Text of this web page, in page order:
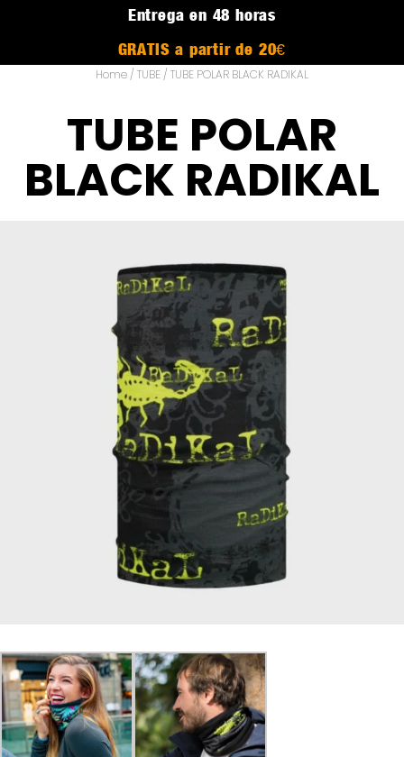
Entrega en 48 horas
GRATIS a partir de 20€
Home / TUBE / TUBE POLAR BLACK RADIKAL
TUBE POLAR
BLACK RADIKAL